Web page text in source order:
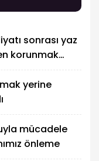
Kurulu’na
sonrası yaz
korunmak
yerine
mücadele
önleme